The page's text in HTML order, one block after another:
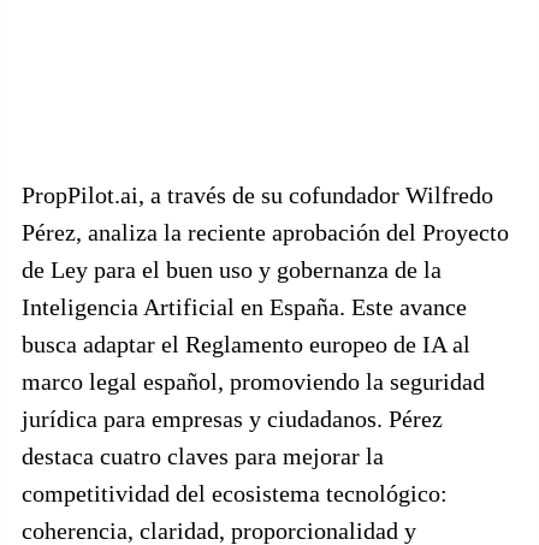
PropPilot.ai, a través de su cofundador Wilfredo
Pérez, analiza la reciente aprobación del Proyecto
de Ley para el buen uso y gobernanza de la
Inteligencia Artificial en España. Este avance
busca adaptar el Reglamento europeo de IA al
marco legal español, promoviendo la seguridad
jurídica para empresas y ciudadanos. Pérez
destaca cuatro claves para mejorar la
competitividad del ecosistema tecnológico:
coherencia, claridad, proporcionalidad y